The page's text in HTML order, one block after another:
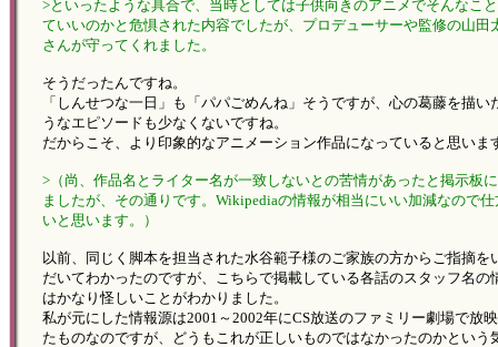
>といったような具合で、当時としては子供向きのアニメでそんなこ
ていいのかと危惧された内容でしたが、プロデューサーや監修の山田
さんが守ってくれました。
そうだったんですね。
「しんせつな一日」も「パパごめんね」そうですが、心の葛藤を描い
うなエピソードも少なくないですね。
だからこそ、より印象的なアニメーション作品になっていると思いま
>（尚、作品名とライター名が一致しないとの苦情があったと掲示板
ましたが、その通りです。Wikipediaの情報が相当にいい加減なので仕
いと思います。）
以前、同じく脚本を担当された水谷範子様のご家族の方からご指摘を
だいてわかったのですが、こちらで掲載している各話のスタッフ名の
はかなり怪しいことがわかりました。
私が元にした情報源は2001～2002年にCS放送のファミリー劇場で放
たものなのですが、どうもこれが正しいものではなかったのかという